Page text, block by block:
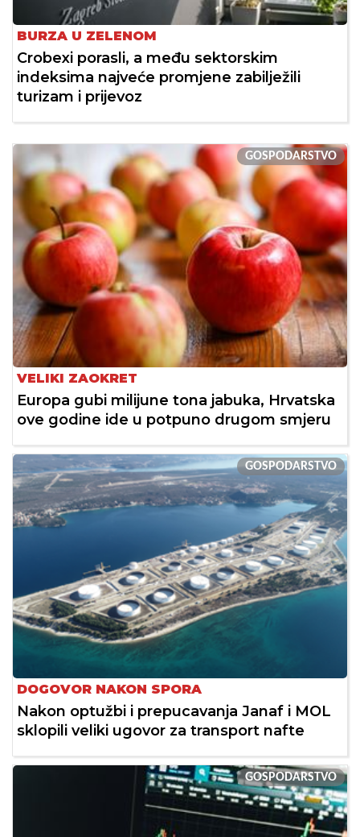
BURZA U ZELENOM
Crobexi porasli, a među sektorskim
indeksima najveće promjene zabilježili
turizam i prijevoz
GOSPODARSTVO
VELIKI ZAOKRET
Europa gubi milijune tona jabuka, Hrvatska
ove godine ide u potpuno drugom smjeru
GOSPODARSTVO
DOGOVOR NAKON SPORA
Nakon optužbi i prepucavanja Janaf i MOL
sklopili veliki ugovor za transport nafte
GOSPODARSTVO